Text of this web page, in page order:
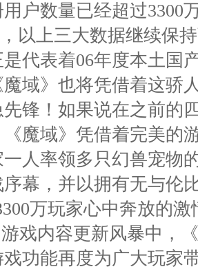
户数量已经超过3300
以上三大数据继续保
代表着06年度本土国
域》也将凭借着这骄
锋！如果说在之前的
《魔域》凭借着完美的
人率领多只幻兽宠物
幕，并以拥有无与伦
万玩家心中奔放的
戏内容更新风暴中，
功能再度为广大玩家